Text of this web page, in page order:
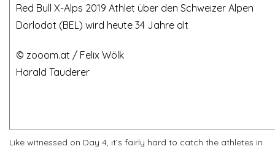
Red Bull X-Alps 2019 Athlet über den
Dorlodot (BEL) wird heute 34 Jahre alt
© zooom.at / Felix
Harald Tauderer
Like witnessed on Day 4, it’s fairly hard to catch the athletes in